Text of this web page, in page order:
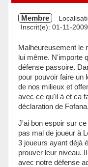
Membre
Inscrit(e): 01-11-2009
Malheureusement le
lui même. N'importe
défense passoire.
pour pouvoir faire un
de nos milieux et
avec ce qu'il à et ca
déclaration de Fofana.
J'ai bon espoir sur
pas mal de joueur à
3 joueurs ayant déjà
prouver leur niveau.
avec notre défense